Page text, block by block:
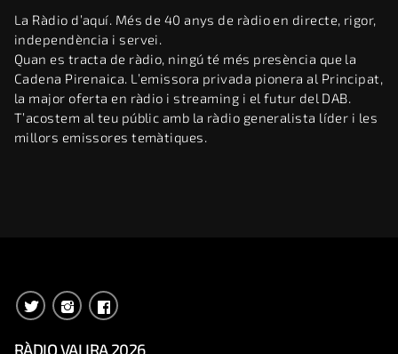
La Ràdio d’aquí. Més de 40 anys de ràdio en directe, rigor,
independència i servei.
Quan es tracta de ràdio, ningú té més presència que la
Cadena Pirenaica. L’emissora privada pionera al Principat,
la major oferta en ràdio i streaming i el futur del DAB.
T’acostem al teu públic amb la ràdio generalista líder i les
millors emissores temàtiques.
RÀDIO VALIRA 2026